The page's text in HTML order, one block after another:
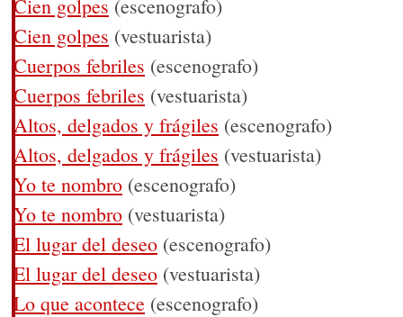
Cien golpes (escenografo)
Cien golpes (vestuarista)
Cuerpos febriles (escenografo)
Cuerpos febriles (vestuarista)
Altos, delgados y frágiles (escenografo)
Altos, delgados y frágiles (vestuarista)
Yo te nombro (escenografo)
Yo te nombro (vestuarista)
El lugar del deseo (escenografo)
El lugar del deseo (vestuarista)
Lo que acontece (escenografo)